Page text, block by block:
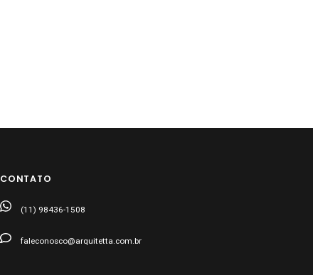
CONTATO
(11) 98436-1508
faleconosco@arquitetta.com.br